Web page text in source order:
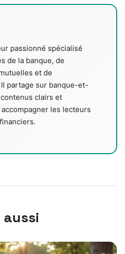
passionné spécialisé
de la banque, de
et de
partage sur banque-et-
clairs et
les lecteurs
aussi